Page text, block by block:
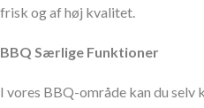
frisk og af høj kvalitet.
BBQ Særlige Funktioner
I vores BBQ-område kan du